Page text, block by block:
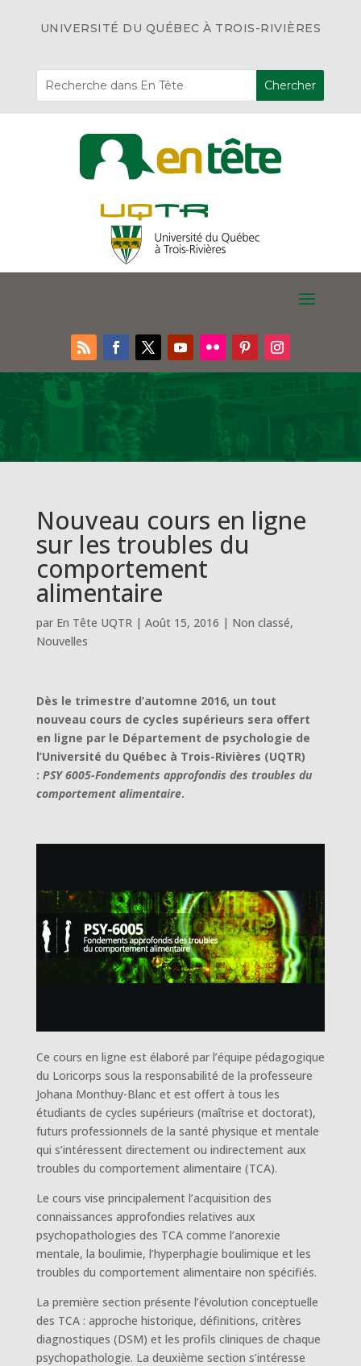
UNIVERSITÉ DU QUÉBEC À TROIS-RIVIÈRES
Nouveau cours en ligne
sur les troubles du
comportement
alimentaire
par En Tête UQTR| Août 15, 2016 | Non classé,
Nouvelles
Dès le trimestre d’automne 2016, un tout
nouveau cours de cycles supérieurs sera offert
en ligne par le Département de psychologie de
l’Université du Québec à Trois-Rivières (UQTR)
: PSY 6005-Fondements approfondis des troubles du
comportement alimentaire.
Ce cours en ligne est élaboré par l’équipe pédagogique
du Loricorps sous la responsabilité de la professeure
Johana Monthuy-Blanc et est offert à tous les
étudiants de cycles supérieurs (maîtrise et doctorat),
futurs professionnels de la santé physique et mentale
qui s’intéressent directement ou indirectement aux
troubles du comportement alimentaire (TCA).
Le cours vise principalement l’acquisition des
connaissances approfondies relatives aux
psychopathologies des TCA comme l’anorexie
mentale, la boulimie, l’hyperphagie boulimique et les
troubles du comportement alimentaire non spécifiés.
La première section présente l’évolution conceptuelle
des TCA : approche historique, définitions, critères
diagnostiques (DSM) et les profils cliniques de chaque
psychopathologie. La deuxième section s’intéresse